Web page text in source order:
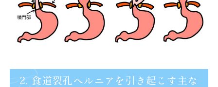
2. 食道裂孔ヘルニアを引き起こす主な